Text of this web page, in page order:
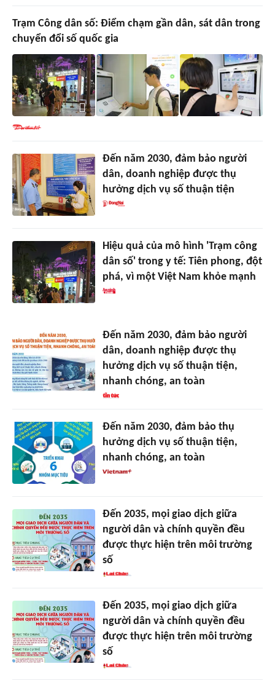
Trạm Công dân số: Điểm chạm gần dân, sát dân trong
chuyển đổi số quốc gia
Đến năm 2030, đảm bảo người
dân, doanh nghiệp được thụ
hưởng dịch vụ số thuận tiện
Hiệu quả của mô hình 'Trạm công
dân số' trong y tế: Tiên phong, đột
phá, vì một Việt Nam khỏe mạnh
Đến năm 2030, đảm bảo người
dân, doanh nghiệp được thụ
hưởng dịch vụ số thuận tiện,
nhanh chóng, an toàn
Đến năm 2030, đảm bảo thụ
hưởng dịch vụ số thuận tiện,
nhanh chóng, an toàn
Đến 2035, mọi giao dịch giữa
người dân và chính quyền đều
được thực hiện trên môi trường
số
Đến 2035, mọi giao dịch giữa
người dân và chính quyền đều
được thực hiện trên môi trường
số